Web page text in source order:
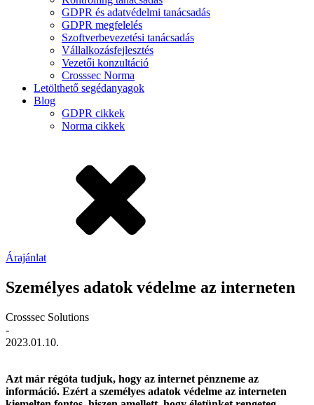
GDPR és adatvédelmi tanácsadás
GDPR megfelelés
Szoftverbevezetési tanácsadás
Vállalkozásfejlesztés
Vezetői konzultáció
Crosssec Norma
Letölthető segédanyagok
Blog
GDPR cikkek
Norma cikkek
Árajánlat
Személyes adatok védelme az interneten
Crosssec Solutions
-
2023.01.10.
Azt már régóta tudjuk, hogy az internet pénzneme az
információ. Ezért a személyes adatok védelme az interneten